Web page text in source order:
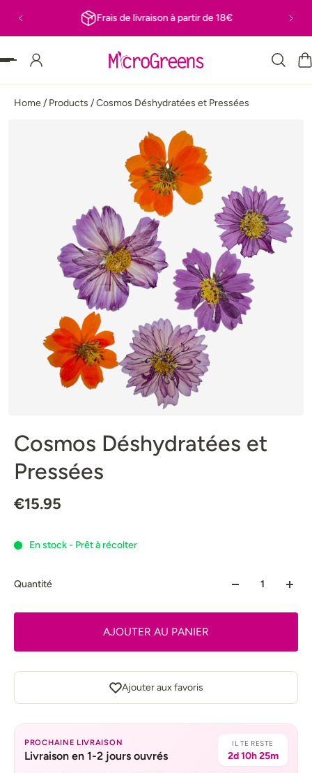
AU CONTENUFrais de livraison à partir de 18€
Home/ Products /Cosmos Déshydratées et Pressées
Cosmos Déshydratées et
Pressées
€15.95
En stock - Prêt à récolter
Quantité
AJOUTER AU PANIER
Ajouter aux favoris
PROCHAINE LIVRAISON
Livraison en 1-2 jours ouvrés
IL TE RESTE
2d 10h 25m